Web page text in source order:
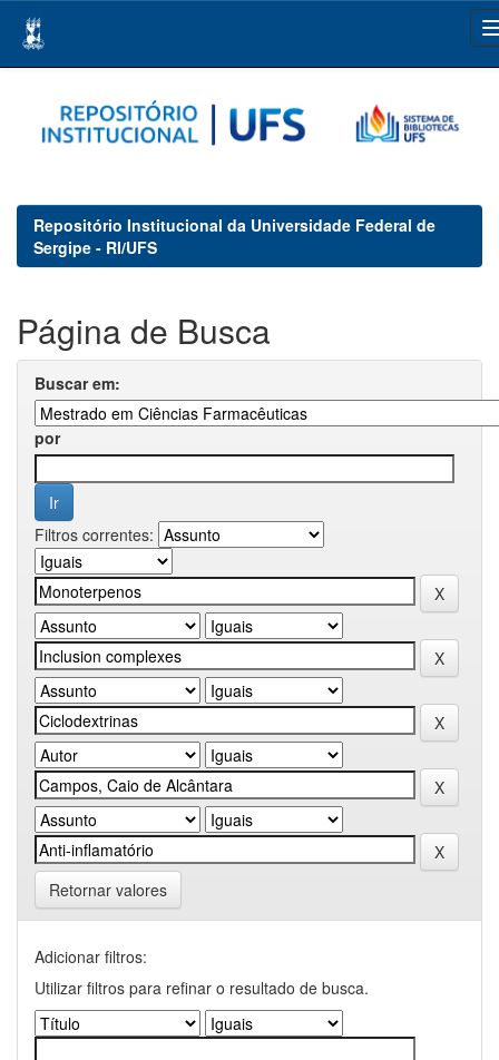
navigation
Repositório Institucional da Universidade Federal de
Sergipe - RI/UFS
Página de Busca
Buscar em:
por
Filtros correntes:
Retornar valores
Adicionar filtros:
Utilizar filtros para refinar o resultado de busca.